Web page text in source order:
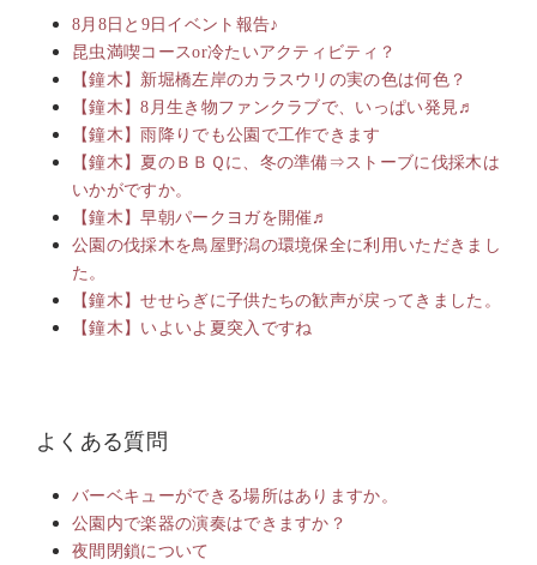
8月8日と9日イベント報告♪
昆虫満喫コースor冷たいアクティビティ？
【鐘木】新堀橋左岸のカラスウリの実の色は何色？
【鐘木】8月生き物ファンクラブで、いっぱい発見♬
【鐘木】雨降りでも公園で工作できます
【鐘木】夏のＢＢＱに、冬の準備⇒ストーブに伐採木は
いかがですか。
【鐘木】早朝パークヨガを開催♬
公園の伐採木を鳥屋野潟の環境保全に利用いただきまし
た。
【鐘木】せせらぎに子供たちの歓声が戻ってきました。
【鐘木】いよいよ夏突入ですね
よくある質問
バーベキューができる場所はありますか。
公園内で楽器の演奏はできますか？
夜間閉鎖について